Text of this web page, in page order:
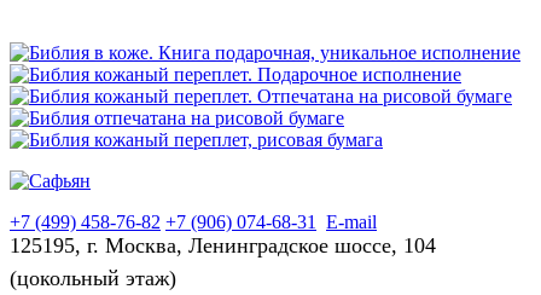
+7 (499) 458-76-82 +7 (906) 074-68-31 E-mail
125195, г. Москва, Ленинградское шоссе, 104
(цокольный этаж)